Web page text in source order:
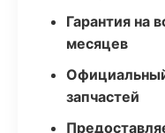
Гарантия на
месяцев
запчастей